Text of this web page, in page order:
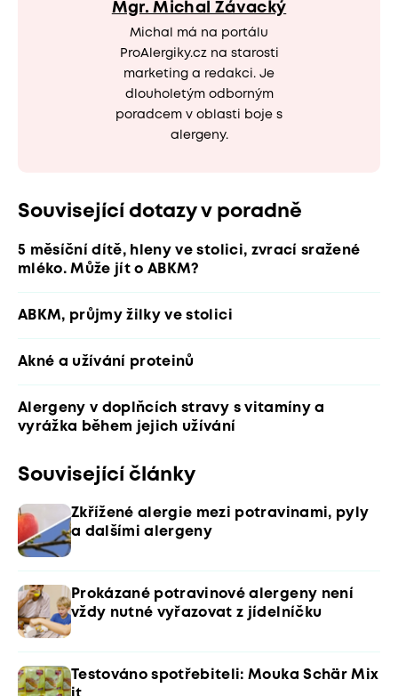
Mgr. Michal Závacký
Michal má na portálu
ProAlergiky.cz na starosti
marketing a redakci. Je
dlouholetým odborným
poradcem v oblasti boje s
alergeny.
Související dotazy v poradně
5 měsíční dítě, hleny ve stolici, zvrací sražené
mléko. Může jít o ABKM?
ABKM, průjmy žilky ve stolici
Akné a užívání proteinů
Alergeny v doplňcích stravy s vitamíny a
vyrážka během jejich užívání
Související články
Zkřížené alergie mezi potravinami, pyly
a dalšími alergeny
Prokázané potravinové alergeny není
vždy nutné vyřazovat z jídelníčku
Testováno spotřebiteli: Mouka Schär Mix